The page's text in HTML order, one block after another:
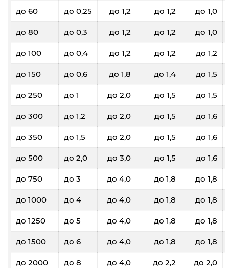
до 60 до 0,25 до 1,2 до 1,2 до 1,0
до 80 до 0,3 до 1,2 до 1,2 до 1,0
до 100 до 0,4 до 1,2 до 1,2 до 1,2
до 150 до 0,6 до 1,8 до 1,4 до 1,5
до 250 до 1 до 2,0 до 1,5 до 1,5
до 300 до 1,2 до 2,0 до 1,5 до 1,6
до 350 до 1,5 до 2,0 до 1,5 до 1,6
до 500 до 2,0 до 3,0 до 1,5 до 1,6
до 750 до 3 до 4,0 до 1,8 до 1,8
до 1000 до 4 до 4,0 до 1,8 до 1,8
до 1250 до 5 до 4,0 до 1,8 до 1,8
до 1500 до 6 до 4,0 до 1,8 до 1,8
до 2000 до 8 до 4,0 до 2,2 до 2,0